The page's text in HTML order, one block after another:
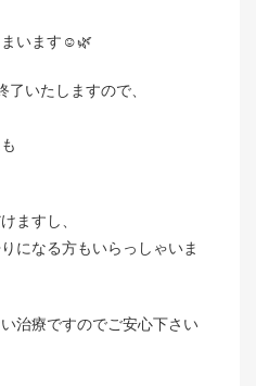
まいます☺️🌿
いたしますので、
ますし、
になる方もいらっしゃいま
治療ですのでご安心下さい